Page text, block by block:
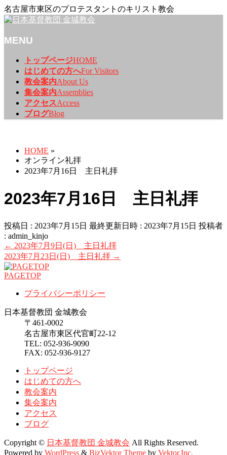
名古屋市東区のプロテスタントのキリスト教会
MENU
トップページHOME
はじめての方へFor Visitors
教会案内About Us
集会案内Assemblies
アクセスAccess
ブログBlog
HOME »
オンライン礼拝
2023年7月16日 主日礼拝
2023年7月16日 主日礼拝
投稿日 : 2023年7月15日 最終更新日時 : 2023年7月15日 投稿者
: admin_kinjo
← 2023年7月9日(日) 主日礼拝
2023年7月23日(日) 主日礼拝 →
PAGETOP
プライバシーポリシー
日本基督教団 金城教会
〒461-0002
名古屋市東区代官町22-12
TEL: 052-936-9090
FAX: 052-936-9127
トップページ
はじめての方へ
教会案内
集会案内
アクセス
ブログ
Copyright © 日本基督教団 金城教会 All Rights Reserved.
Powered by WordPress & BizVektor Theme by Vektor,Inc.